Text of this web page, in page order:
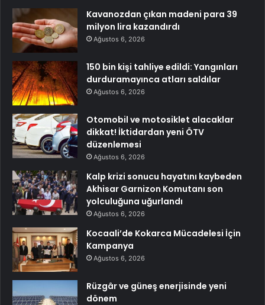
Kavanozdan çıkan madeni para 39
milyon lira kazandırdı
Ağustos 6, 2026
150 bin kişi tahliye edildi: Yangınları
durduramayınca atları saldılar
Ağustos 6, 2026
Otomobil ve motosiklet alacaklar
dikkat! İktidardan yeni ÖTV
düzenlemesi
Ağustos 6, 2026
Kalp krizi sonucu hayatını kaybeden
Akhisar Garnizon Komutanı son
yolculuğuna uğurlandı
Ağustos 6, 2026
Kocaali’de Kokarca Mücadelesi İçin
Kampanya
Ağustos 6, 2026
Rüzgâr ve güneş enerjisinde yeni
dönem